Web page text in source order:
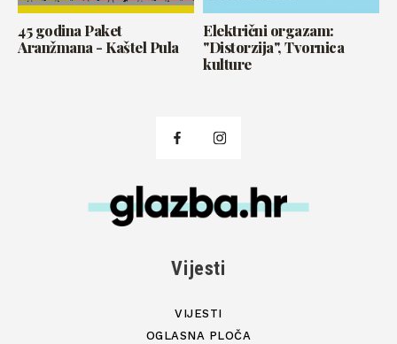
45 godina Paket
Aranžmana - Kaštel Pula
Električni orgazam:
"Distorzija", Tvornica
kulture
Vijesti
VIJESTI
OGLASNA PLOČA